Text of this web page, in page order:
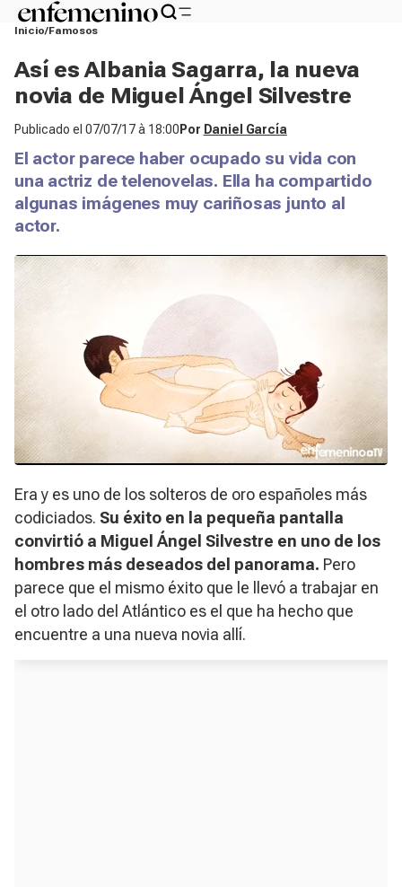
Inicio Famosos
Así es Albania Sagarra, la nueva
novia de Miguel Ángel Silvestre
Publicado el 07/07/17 à 18:00 Por Daniel García
El actor parece haber ocupado su vida con
una actriz de telenovelas. Ella ha compartido
algunas imágenes muy cariñosas junto al
actor.
Era y es uno de los solteros de oro españoles más
codiciados. Su éxito en la pequeña pantalla
convirtió a Miguel Ángel Silvestre en uno de los
hombres más deseados del panorama. Pero
parece que el mismo éxito que le llevó a trabajar en
el otro lado del Atlántico es el que ha hecho que
encuentre a una nueva novia allí.